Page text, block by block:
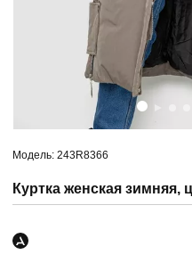
Модель: 243R8366
Куртка женская зимняя,